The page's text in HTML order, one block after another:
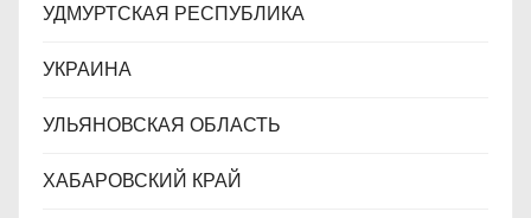
УДМУРТСКАЯ РЕСПУБЛИКА
УКРАИНА
УЛЬЯНОВСКАЯ ОБЛАСТЬ
ХАБАРОВСКИЙ КРАЙ